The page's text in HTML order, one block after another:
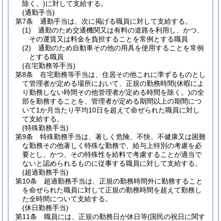
除く。)に対して支給する。
(通勤手当)
第7条
通勤手当は、次に掲げる職員に対して支給する。
(1)
通勤のため交通機関又は有料の道路を利用し、かつ、
その運賃又は料金を負担することを常例とする職員
(2)
通勤のため自動車その他の用具を使用することを常例
とする職員
(在宅勤務等手当)
第8条
在宅勤務等手当は、住居その他これに準ずるものとし
て管理者が定める場所において、正規の勤務時間(休暇によ
り勤務しない時間その他管理者が定める時間を除く。)の全
部を勤務することを、管理者が定める期間以上の期間につ
いて1か月当たり平均10日を超えて命ぜられた職員に対し
て支給する。
(特殊勤務手当)
第9条
特殊勤務手当は、著しく危険、不快、不健康又は困難
な勤務その他著しく特殊な勤務で、給与上特別の考慮を必
要とし、かつ、その特殊性を給料で考慮することが適当で
ないと認められるものに従事する職員に対して支給する。
(超過勤務手当)
第10条
超過勤務手当は、正規の勤務時間外に勤務すること
を命ぜられた職員に対して正規の勤務時間を超えて勤務し
た全時間について支給する。
(休日勤務手当)
第11条
職員には、正規の勤務日が休日等(国民の祝日に関す